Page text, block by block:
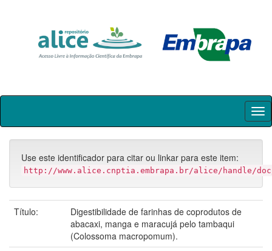
Skip
Use este identificador para citar ou linkar para este item:
http://www.alice.cnptia.embrapa.br/alice/handle/doc/
Título:
Digestibilidade de farinhas de coprodutos de
abacaxi, manga e maracujá pelo tambaqui
(Colossoma macropomum).